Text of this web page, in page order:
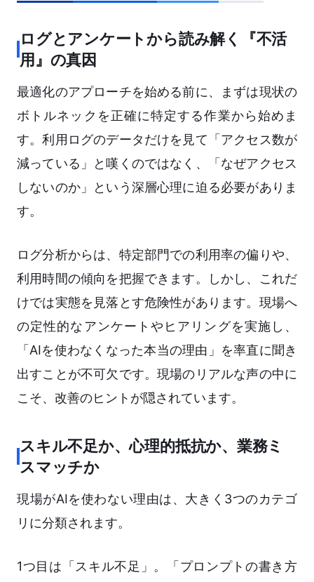
ログとアンケートから読み解く『不活
用』の真因
最適化のアプローチを始める前に、まずは現状の
ボトルネックを正確に特定する作業から始めま
す。利用ログのデータだけを見て「アクセス数が
減っている」と嘆くのではなく、「なぜアクセス
しないのか」という深層心理に迫る必要がありま
す。
ログ分析からは、特定部門での利用率の偏りや、
利用時間の傾向を把握できます。しかし、これだ
けでは実態を見落とす危険性があります。現場へ
の定性的なアンケートやヒアリングを実施し、
「AIを使わなくなった本当の理由」を率直に聞き
出すことが不可欠です。現場のリアルな声の中に
こそ、改善のヒントが隠されています。
スキル不足か、心理的抵抗か、業務ミ
スマッチか
現場がAIを使わない理由は、大きく3つのカテゴ
リに分類されます。
1つ目は「スキル不足」。「プロンプトの書き方